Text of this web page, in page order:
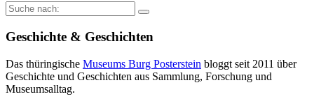
Suche
nach:
Geschichte & Geschichten
Das thüringische Museums Burg Posterstein bloggt seit 2011 über
Geschichte und Geschichten aus Sammlung, Forschung und
Museumsalltag.